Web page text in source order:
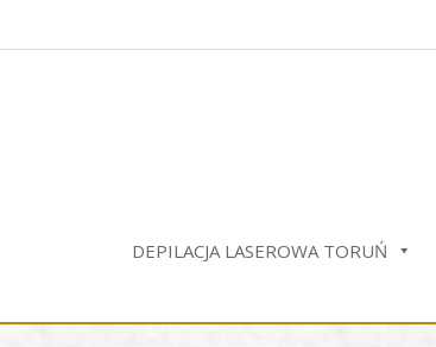
DEPILACJA LASEROWA TORUŃ